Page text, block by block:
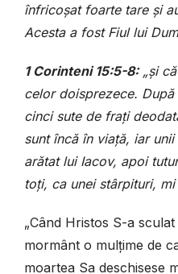
înfricoșat foarte tare și
Acesta a fost Fiul lui
1 Corinteni 15:5-8:„și
celor doisprezece.
cinci sute de frați
sunt încă în viață, iar
arătat lui Iacov, apoi
toți, ca unei stârpituri,
„Când Hristos S-a
mormânt o mulțime de
moartea Sa deschisese